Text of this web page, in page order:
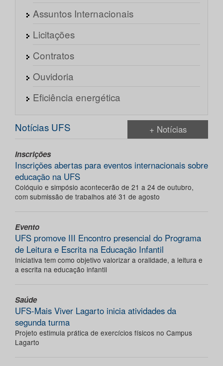
Assuntos Internacionais
Licitações
Contratos
Ouvidoria
Eficiência energética
Notícias UFS + Notícias
Inscrições
Inscrições abertas para eventos internacionais sobre
educação na UFS
Colóquio e simpósio acontecerão de 21 a 24 de outubro,
com submissão de trabalhos até 31 de agosto
Evento
UFS promove III Encontro presencial do Programa
de Leitura e Escrita na Educação Infantil
Iniciativa tem como objetivo valorizar a oralidade, a leitura e
a escrita na educação infantil
Saúde
UFS-Mais Viver Lagarto inicia atividades da
segunda turma
Projeto estimula prática de exercícios físicos no Campus
Lagarto